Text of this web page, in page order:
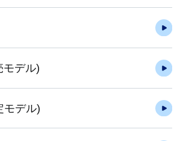
モデル)
モデル)